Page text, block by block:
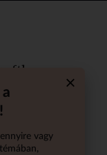
a
felbukkanó
vagy